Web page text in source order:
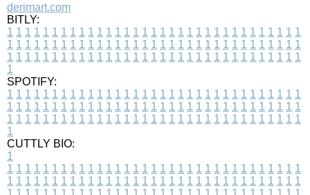
derimart.com
BITLY:
1 1 1 1 1 1 1 1 1 1 1 1 1 1 1 1 1 1 1 1 1 1 1 1 1 1 1 1 1 1 1 1 1
1 1 1 1 1 1 1 1 1 1 1 1 1 1 1 1 1 1 1 1 1 1 1 1 1 1 1 1 1 1 1 1 1
1 1 1 1 1 1 1 1 1 1 1 1 1 1 1 1 1 1 1 1 1 1 1 1 1 1 1 1 1 1 1 1 1
1
SPOTIFY:
1 1 1 1 1 1 1 1 1 1 1 1 1 1 1 1 1 1 1 1 1 1 1 1 1 1 1 1 1 1 1 1 1
1 1 1 1 1 1 1 1 1 1 1 1 1 1 1 1 1 1 1 1 1 1 1 1 1 1 1 1 1 1 1 1 1
1 1 1 1 1 1 1 1 1 1 1 1 1 1 1 1 1 1 1 1 1 1 1 1 1 1 1 1 1 1 1 1 1
1
CUTTLY BIO:
1
1 1 1 1 1 1 1 1 1 1 1 1 1 1 1 1 1 1 1 1 1 1 1 1 1 1 1 1 1 1 1 1 1
1 1 1 1 1 1 1 1 1 1 1 1 1 1 1 1 1 1 1 1 1 1 1 1 1 1 1 1 1 1 1 1 1